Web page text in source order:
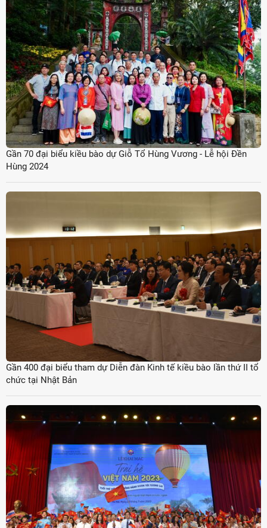
Gần 70 đại biểu kiều bào dự Giỗ Tổ Hùng Vương - Lễ hội Đền
Hùng 2024
Gần 400 đại biểu tham dự Diễn đàn Kinh tế kiều bào lần thứ II tổ
chức tại Nhật Bản